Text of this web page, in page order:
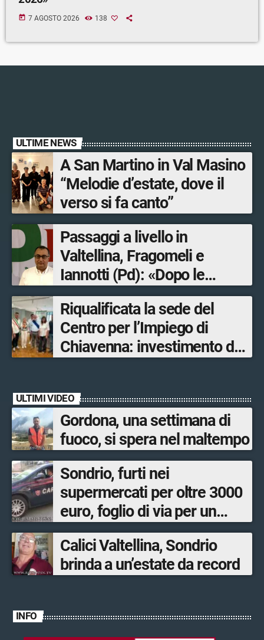
today 7 AGOSTO 2026 138
ULTIME NEWS
A San Martino in Val Masino
“Melodie d’estate, dove il
verso si fa canto”
Passaggi a livello in
Valtellina, Fragomeli e
Iannotti (Pd): «Dopo le
Olimpiadi solo un terzo delle
opere sostitutive sarà
ultimato entro il 2026»
Riqualificata la sede del
Centro per l’Impiego di
Chiavenna: investimento da
ULTIMI VIDEO
Gordona, una settimana di
fuoco, si spera nel maltempo
Sondrio, furti nei
supermercati per oltre 3000
euro, foglio di via per un
ventinovenne
Calici Valtellina, Sondrio
brinda a un’estate da record
INFO